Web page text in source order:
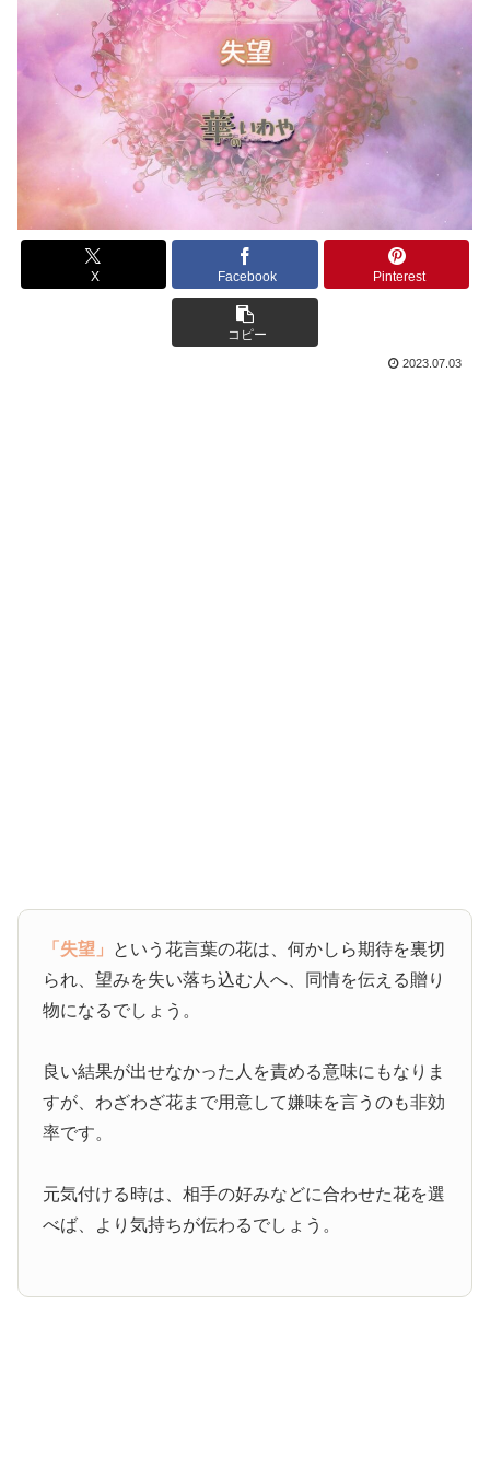
X Facebook Pinterest
コピー
2023.07.03
「失望」 という花言葉の花は、何かしら期待を裏切
られ、望みを失い落ち込む人へ、同情を伝える贈り
物になるでしょう。
良い結果が出せなかった人を責める意味にもなりま
すが、わざわざ花まで用意して嫌味を言うのも非効
率です。
元気付ける時は、相手の好みなどに合わせた花を選
べば、より気持ちが伝わるでしょう。